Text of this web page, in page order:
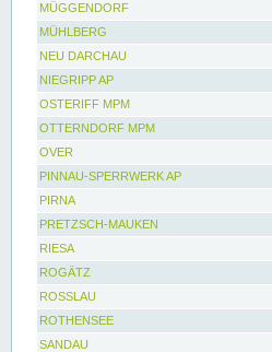
MÜGGENDORF
MÜHLBERG
NEU DARCHAU
NIEGRIPP AP
OSTERIFF MPM
OTTERNDORF MPM
OVER
PINNAU-SPERRWERK AP
PIRNA
PRETZSCH-MAUKEN
RIESA
ROGÄTZ
ROSSLAU
ROTHENSEE
SANDAU